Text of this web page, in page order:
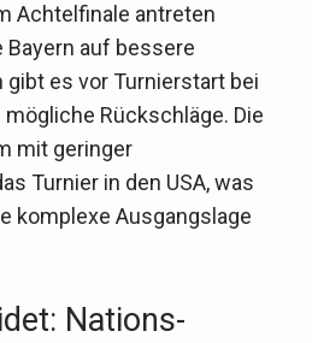
Achtelfinale antreten
auf bessere
es vor Turnierstart bei
Rückschläge. Die
mit geringer
Turnier in den USA, was
komplexe Ausgangslage
Nations-